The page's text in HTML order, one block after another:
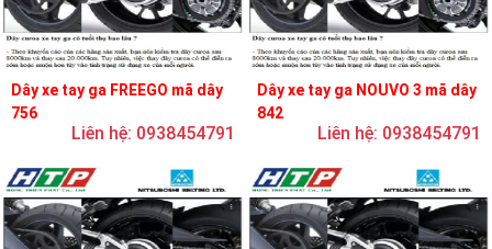
Dây xe tay ga FREEGO mã dây
756
Liên hệ: 0938454791
Dây xe tay ga NOUVO 3 mã dây
842
Liên hệ: 0938454791